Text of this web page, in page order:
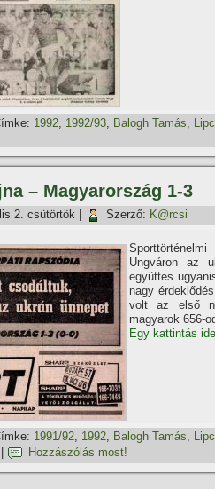
1992, 1992/93, Balogh Tamás,
– Magyarország 1-3
2. csütörtök Szerző: K@rcsi
Ungváron az
együttes
nagy
volt az első
magyarok 656-
Egy kattintás
1991/92, 1992, Balogh Tamás,
Hozzászólás most!